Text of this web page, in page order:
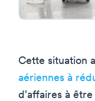
Cette situation
aériennes à
d'affaires à être